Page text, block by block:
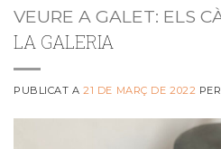
VEURE A GALET: ELS
LA GALERIA
PUBLICAT A21 DE MARÇ DE 2022 PER